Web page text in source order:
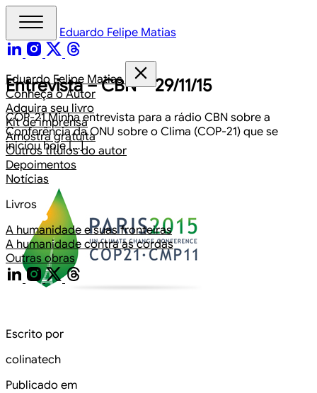
Eduardo Felipe Matias
Eduardo Felipe Matias
Conheça o Autor
Adquira seu livro
Kit de imprensa
Amostra gratuita
Outros títulos do autor
Depoimentos
Notícias
Livros
A humanidade e suas fronteiras
A humanidade contra as cordas
Outras obras
Entrevista – CBN – 29/11/15
COP-21 Minha entrevista para a rádio CBN sobre a
Conferência da ONU sobre o Clima (COP-21) que se
iniciou hoje […]
Escrito por
colinatech
Publicado em